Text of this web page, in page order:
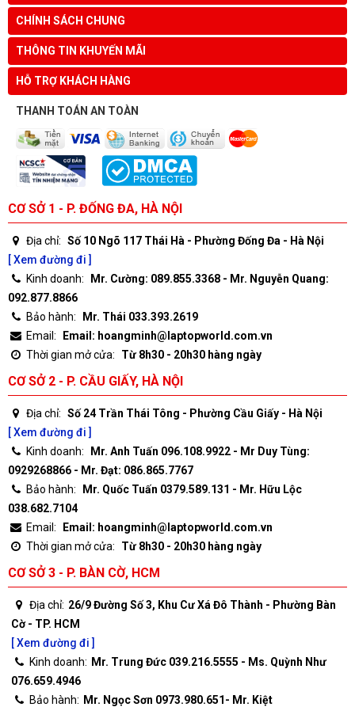
CHÍNH SÁCH CHUNG
THÔNG TIN KHUYẾN MÃI
HỖ TRỢ KHÁCH HÀNG
THANH TOÁN AN TOÀN
CƠ SỞ 1 - P. ĐỐNG ĐA, HÀ NỘI
Địa chỉ: Số 10 Ngõ 117 Thái Hà - Phường Đống Đa - Hà Nội
[ Xem đường đi ]
Kinh doanh:
Mr. Cường: 089.855.3368 - Mr. Nguyễn Quang:
092.877.8866
Bảo hành:
Mr. Thái 033.393.2619
Email:
Email: hoangminh@laptopworld.com.vn
Thời gian mở cửa:
Từ 8h30 - 20h30 hàng ngày
CƠ SỞ 2 - P. CẦU GIẤY, HÀ NỘI
Địa chỉ: Số 24 Trần Thái Tông - Phường Cầu Giấy - Hà Nội
[ Xem đường đi ]
Kinh doanh:
Mr. Anh Tuấn 096.108.9922 - Mr Duy Tùng:
0929268866 - Mr. Đạt: 086.865.7767
Bảo hành:
Mr. Quốc Tuấn 0379.589.131 - Mr. Hữu Lộc
038.682.7104
Email:
Email: hoangminh@laptopworld.com.vn
Thời gian mở cửa:
Từ 8h30 - 20h30 hàng ngày
CƠ SỞ 3 - P. BÀN CỜ, HCM
Địa chỉ: 26/9 Đường Số 3, Khu Cư Xá Đô Thành - Phường Bàn
Cờ - TP. HCM
[ Xem đường đi ]
Kinh doanh: Mr. Trung Đức 039.216.5555 - Ms. Quỳnh Như
076.659.4946
Bảo hành: Mr. Ngọc Sơn 0973.980.651- Mr. Kiệt